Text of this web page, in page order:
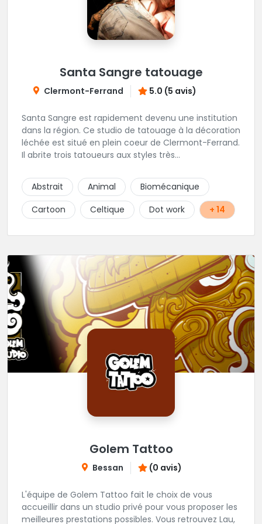
Santa Sangre tatouage
Clermont-Ferrand 5.0 (5 avis)
Santa Sangre est rapidement devenu une institution
dans la région. Ce studio de tatouage à la décoration
léchée est situé en plein coeur de Clermont-Ferrand.
Il abrite trois tatoueurs aux styles très
la créativité. Le studio est installé en duplex, laissant
à chacun sa part d'intimité. Une superbe adresse en
Auvergne.
Abstrait Animal
Biomécanique
Cartoon
Celtique Dot work + 14
Golem Tattoo
Bessan (0 avis)
L'équipe de Golem Tattoo fait le choix de vous
accueillir dans un studio privé pour vous proposer les
meilleures prestations possibles. Vous retrouvez Lau,